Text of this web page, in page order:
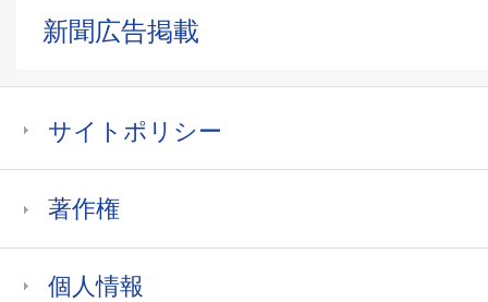
新聞広告掲載
サイトポリシー
著作権
個人情報